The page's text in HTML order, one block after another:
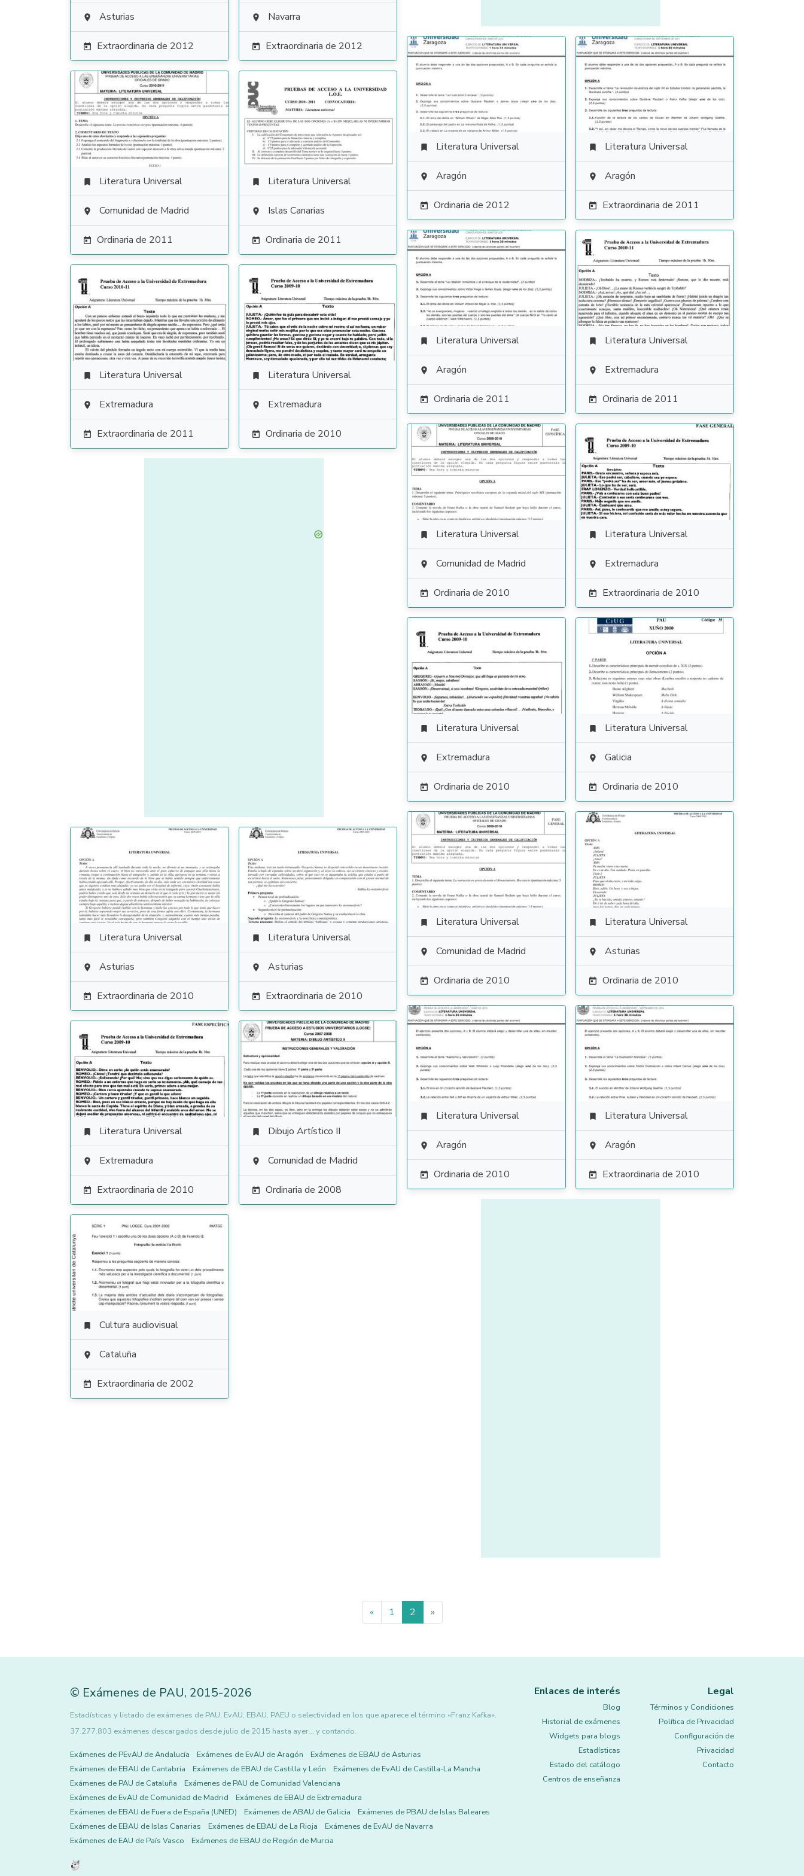
 Asturias
 Extraordinaria de 2012
 Navarra
 Extraordinaria de 2012
 Literatura Universal
 Aragón
 Ordinaria de 2012
 Literatura Universal
 Aragón
 Extraordinaria de 2011
 Literatura Universal
 Comunidad de Madrid
 Ordinaria de 2011
 Literatura Universal
 Islas Canarias
 Ordinaria de 2011
 Literatura Universal
 Aragón
 Ordinaria de 2011
 Literatura Universal
 Extremadura
 Ordinaria de 2011
 Literatura Universal
 Extremadura
 Extraordinaria de 2011
 Literatura Universal
 Extremadura
 Ordinaria de 2010
 Literatura Universal
 Comunidad de Madrid
 Ordinaria de 2010
 Literatura Universal
 Extremadura
 Extraordinaria de 2010
 Literatura Universal
 Extremadura
 Ordinaria de 2010
 Literatura Universal
 Galicia
 Ordinaria de 2010
 Literatura Universal
 Comunidad de Madrid
 Ordinaria de 2010
 Literatura Universal
 Asturias
 Ordinaria de 2010
 Literatura Universal
 Asturias
 Extraordinaria de 2010
 Literatura Universal
 Asturias
 Extraordinaria de 2010
 Literatura Universal
 Aragón
 Ordinaria de 2010
 Literatura Universal
 Aragón
 Extraordinaria de 2010
 Literatura Universal
 Extremadura
 Extraordinaria de 2010
 Dibujo Artístico II
 Comunidad de Madrid
 Ordinaria de 2008
 Cultura audiovisual
 Cataluña
 Extraordinaria de 2002
« 1 2 »
© Exámenes de PAU, 2015-2026
Estadísticas y listado de exámenes de PAU, EvAU, EBAU, PAEU o selectividad en los que aparece el término «Franz Kafka».
37.277.803 exámenes descargados desde julio de 2015 hasta ayer... y contando.
Exámenes de PEvAU de Andalucía Exámenes de EvAU de Aragón
Exámenes de EBAU de Asturias
Exámenes de EBAU de Cantabria
Exámenes de EBAU de Castilla y León
Exámenes de EvAU de Castilla-La Mancha
Exámenes de PAU de Cataluña
Exámenes de PAU de Comunidad Valenciana
Exámenes de EvAU de Comunidad de Madrid
Exámenes de EBAU de Extremadura
Exámenes de EBAU de Fuera de España (UNED)
Exámenes de ABAU de Galicia
Exámenes de PBAU de Islas Baleares
Exámenes de EBAU de Islas Canarias
Exámenes de EBAU de La Rioja
Exámenes de EvAU de Navarra
Exámenes de EAU de País Vasco
Exámenes de EBAU de Región de Murcia
Enlaces de interés
Blog
Historial de exámenes
Widgets para blogs
Estadísticas
Estado del catálogo
Centros de enseñanza
Legal
Términos y Condiciones
Política de Privacidad
Configuración de
Privacidad
Contacto